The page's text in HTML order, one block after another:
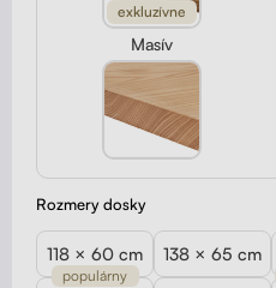
exkluzívne
Masív
Rozmery dosky
118 × 60 cm 138 × 65 cm
populárny